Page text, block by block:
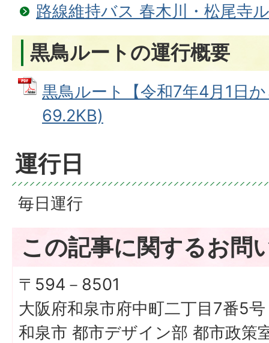
路線維持バス 春木川・松尾寺
黒鳥ルートの運行概要
黒鳥ルート【令和7年4月1日
69.2KB)
運行日
毎日運行
この記事に関するお問
〒594－8501
大阪府和泉市府中町二丁目7番5号
和泉市 都市デザイン部 都市政策